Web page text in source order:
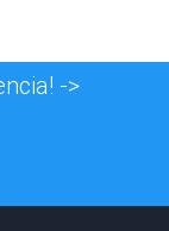
->